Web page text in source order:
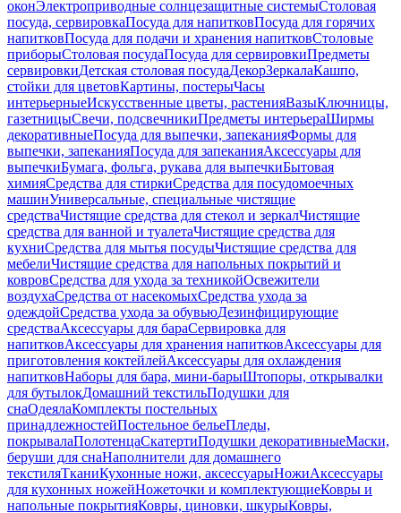
оконЭлектроприводные солнцезащитные системыСтоловая
посуда, сервировкаПосуда для напитковПосуда для горячих
напитковПосуда для подачи и хранения напитковСтоловые
приборыСтоловая посудаПосуда для сервировкиПредметы
сервировкиДетская столовая посудаДекорЗеркалаКашпо,
стойки для цветовКартины, постерыЧасы
интерьерныеИскусственные цветы, растенияВазыКлючницы,
газетницыСвечи, подсвечникиПредметы интерьераШирмы
декоративныеПосуда для выпечки, запеканияФормы для
выпечки, запеканияПосуда для запеканияАксессуары для
выпечкиБумага, фольга, рукава для выпечкиБытовая
химияСредства для стиркиСредства для посудомоечных
машинУниверсальные, специальные чистящие
средстваЧистящие средства для стекол и зеркалЧистящие
средства для ванной и туалетаЧистящие средства для
кухниСредства для мытья посудыЧистящие средства для
мебелиЧистящие средства для напольных покрытий и
ковровСредства для ухода за техникойОсвежители
воздухаСредства от насекомыхСредства ухода за
одеждойСредства ухода за обувьюДезинфицирующие
средстваАксессуары для бараСервировка для
напитковАксессуары для хранения напитковАксессуары для
приготовления коктейлейАксессуары для охлаждения
напитковНаборы для бара, мини-барыШтопоры, открывалки
для бутылокДомашний текстильПодушки для
снаОдеялаКомплекты постельных
принадлежностейПостельное бельеПледы,
покрывалаПолотенцаСкатертиПодушки декоративныеМаски,
беруши для снаНаполнители для домашнего
текстиляТканиКухонные ножи, аксессуарыНожиАксессуары
для кухонных ножейНожеточки и комплектующиеКовры и
напольные покрытияКовры, циновки, шкурыКовры,